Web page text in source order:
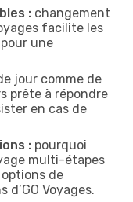
: changement
facilite les
une
jour comme de
prête à répondre
en cas de
: pourquoi
multi-étapes
de
Voyages.